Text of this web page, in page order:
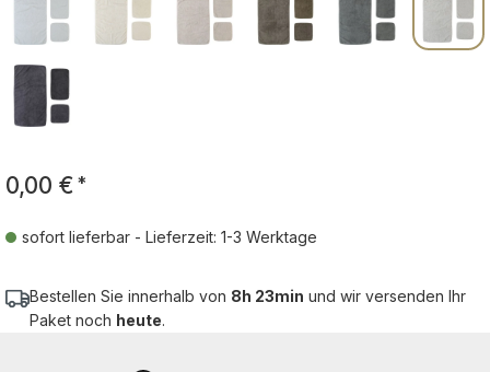
0,00 € *
sofort lieferbar - Lieferzeit: 1-3 Werktage
Bestellen Sie innerhalb von 8h 23min und wir versenden Ihr
Paket noch heute.